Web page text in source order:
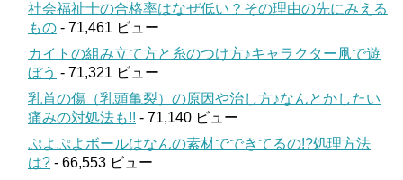
社会福祉士の合格率はなぜ低い？その理由の先にみえる
もの - 71,461 ビュー
カイトの組み立て方と糸のつけ方♪キャラクター凧で遊
ぼう - 71,321 ビュー
乳首の傷（乳頭亀裂）の原因や治し方♪なんとかしたい
痛みの対処法も!! - 71,140 ビュー
ぷよぷよボールはなんの素材でできてるの!?処理方法
は? - 66,553 ビュー